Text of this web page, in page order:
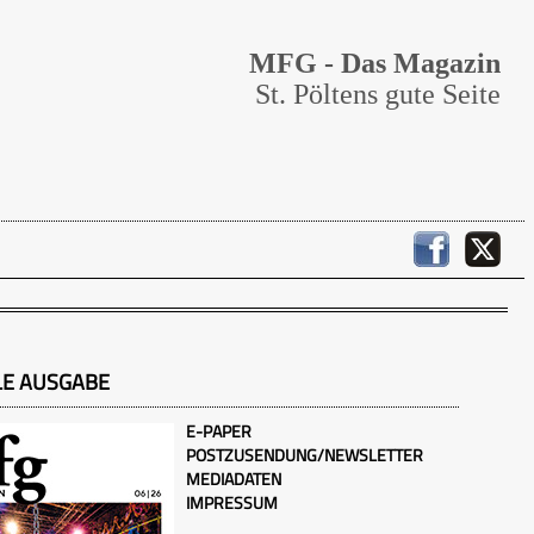
MFG - Das Magazin
St. Pöltens gute Seite
AUSGABE
E-PAPER
POSTZUSENDUNG/NEWSLETTER
MEDIADATEN
IMPRESSUM